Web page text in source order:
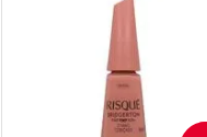
Laboratório
Por Menos